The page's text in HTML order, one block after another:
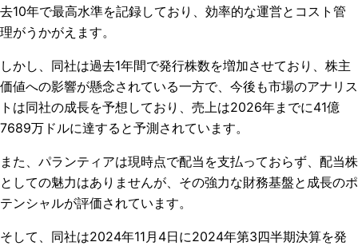
去10年で最高水準を記録しており、効率的な運営とコスト管
理がうかがえます。
しかし、同社は過去1年間で発行株数を増加させており、株主
価値への影響が懸念されている一方で、今後も市場のアナリス
トは同社の成長を予想しており、売上は2026年までに41億
7689万ドルに達すると予測されています。
また、パランティアは現時点で配当を支払っておらず、配当株
としての魅力はありませんが、その強力な財務基盤と成長のポ
テンシャルが評価されています。
そして、同社は2024年11月 4日に2024年第3四半期決算を発